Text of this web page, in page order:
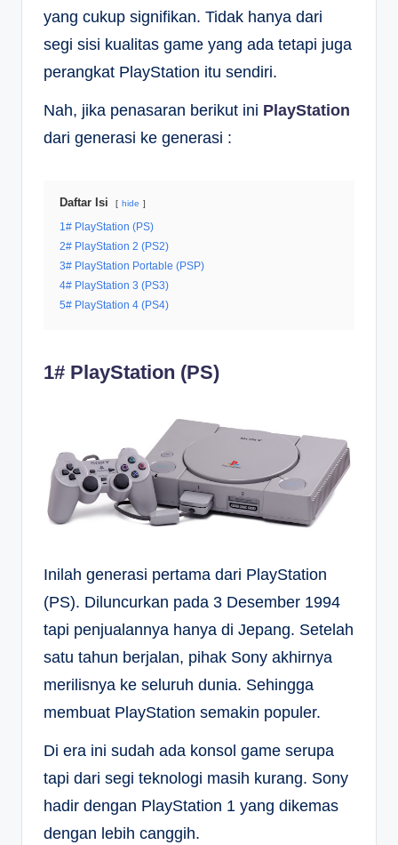
yang cukup signifikan. Tidak hanya dari
segi sisi kualitas game yang ada tetapi juga
perangkat PlayStation itu sendiri.
Nah, jika penasaran berikut ini PlayStation
dari generasi ke generasi :
Daftar Isi hide
1# PlayStation (PS)
2# PlayStation 2 (PS2)
3# PlayStation Portable (PSP)
4# PlayStation 3 (PS3)
5# PlayStation 4 (PS4)
1# PlayStation (PS)
Inilah generasi pertama dari PlayStation
(PS). Diluncurkan pada 3 Desember 1994
tapi penjualannya hanya di Jepang. Setelah
satu tahun berjalan, pihak Sony akhirnya
merilisnya ke seluruh dunia. Sehingga
membuat PlayStation semakin populer.
Di era ini sudah ada konsol game serupa
tapi dari segi teknologi masih kurang. Sony
hadir dengan PlayStation 1 yang dikemas
dengan lebih canggih.